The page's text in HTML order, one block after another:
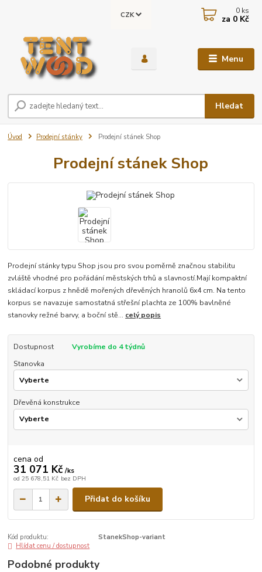
Menu
CZK
Hledat
0 ks
za 0 Kč
Úvod Prodejní stánky Prodejní stánek Shop
Prodejní stánek Shop
Prodejní stánky typu Shop jsou pro svou poměrně značnou stabilitu
zvláště vhodné pro pořádání městských trhů a slavností.Mají kompaktní
skládací korpus z hnědě mořených dřevěných hranolů 6x4 cm. Na tento
korpus se navazuje samostatná střešní plachta ze 100% bavlněné
stanovky režné barvy, a boční stě... celý popis
Dostupnost
Vyrobíme do 4 týdnů
Stanovka
Dřevěná konstrukce
cena od
31 071 Kč /ks
od 25 678,51 Kč bez DPH
Přidat do košíku
Kód produktu:
StanekShop-variant
Hlídat cenu / dostupnost
Podobné produkty